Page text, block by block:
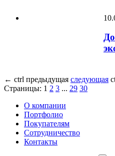
← ctrl предыдущая следующая
Страницы: 1 2 3 ... 29 30
О компании
Портфолио
Покупателям
Сотрудничество
Контакты